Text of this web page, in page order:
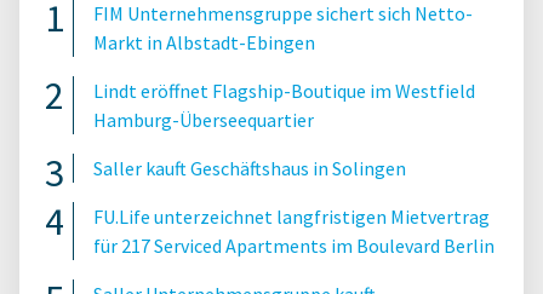
FIM Unternehmensgruppe sichert sich Netto-
Markt in Albstadt-Ebingen
Lindt eröffnet Flagship-Boutique im Westfield
Hamburg-Überseequartier
Saller kauft Geschäftshaus in Solingen
FU.Life unterzeichnet langfristigen Mietvertrag
für 217 Serviced Apartments im Boulevard Berlin